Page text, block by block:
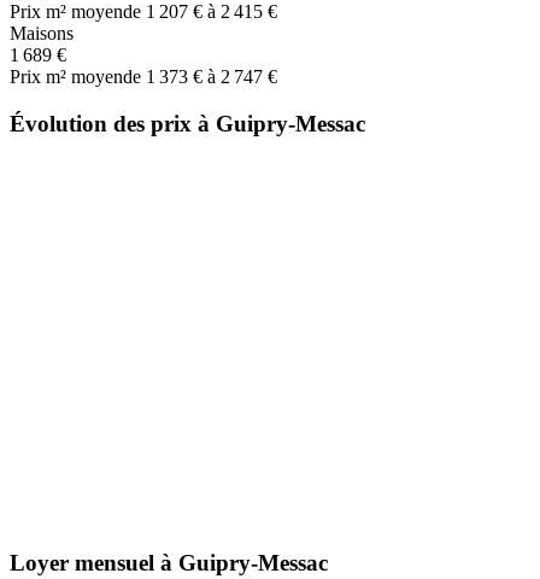
Prix m² moyende 1 207 € à 2 415 €
Maisons
1 689 €
Prix m² moyende 1 373 € à 2 747 €
Évolution des prix à Guipry-Messac
Loyer mensuel à Guipry-Messac